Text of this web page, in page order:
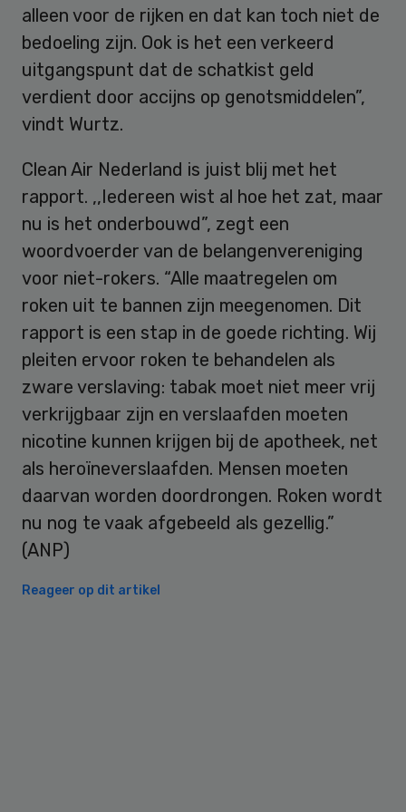
alleen voor de rijken en dat kan toch niet de
bedoeling zijn. Ook is het een verkeerd
uitgangspunt dat de schatkist geld
verdient door accijns op genotsmiddelen”,
vindt Wurtz.
Clean Air Nederland is juist blij met het
rapport. ,,Iedereen wist al hoe het zat, maar
nu is het onderbouwd”, zegt een
woordvoerder van de belangenvereniging
voor niet-rokers. “Alle maatregelen om
roken uit te bannen zijn meegenomen. Dit
rapport is een stap in de goede richting. Wij
pleiten ervoor roken te behandelen als
zware verslaving: tabak moet niet meer vrij
verkrijgbaar zijn en verslaafden moeten
nicotine kunnen krijgen bij de apotheek, net
als heroïneverslaafden. Mensen moeten
daarvan worden doordrongen. Roken wordt
nu nog te vaak afgebeeld als gezellig.”
(ANP)
Reageer op dit artikel